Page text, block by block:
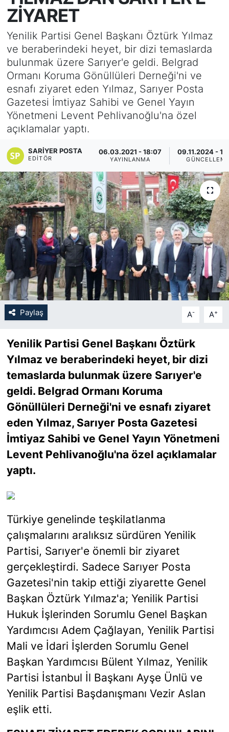
ZİYARET
Yenilik Partisi Genel Başkanı Öztürk Yılmaz
ve beraberindeki heyet, bir dizi temaslarda
bulunmak üzere Sarıyer'e geldi. Belgrad
Ormanı Koruma Gönüllüleri Derneği'ni ve
esnafı ziyaret eden Yılmaz, Sarıyer Posta
Gazetesi İmtiyaz Sahibi ve Genel Yayın
Yönetmeni Levent Pehlivanoğlu'na özel
açıklamalar yaptı.
SARIYER POSTA
EDITÖR
06.03.2021 - 18:07
YAYINLANMA
09.11.2024 -
Paylaş A- A+
Yenilik Partisi Genel Başkanı Öztürk
Yılmaz ve beraberindeki heyet, bir dizi
temaslarda bulunmak üzere Sarıyer'e
geldi. Belgrad Ormanı Koruma
Gönüllüleri Derneği'ni ve esnafı ziyaret
eden Yılmaz, Sarıyer Posta Gazetesi
İmtiyaz Sahibi ve Genel Yayın Yönetmeni
Levent Pehlivanoğlu'na özel açıklamalar
yaptı.
Türkiye genelinde teşkilatlanma
çalışmalarını aralıksız sürdüren Yenilik
Partisi, Sarıyer'e önemli bir ziyaret
gerçekleştirdi. Sadece Sarıyer Posta
Gazetesi'nin takip ettiği ziyarette Genel
Başkan Öztürk Yılmaz'a; Yenilik Partisi
Hukuk İşlerinden Sorumlu Genel Başkan
Yardımcısı Adem Çağlayan, Yenilik Partisi
Mali ve İdari İşlerden Sorumlu Genel
Başkan Yardımcısı Bülent Yılmaz, Yenilik
Partisi İstanbul İl Başkanı Ayşe Ünlü ve
Yenilik Partisi Başdanışmanı Vezir Aslan
eşlik etti.
KÖŞE YAZILARI
KÖŞE YAZILARI (Arşiv)
KÜLTÜR SANAT
MAGAZİN
RÖPORTAJ
SAĞLIK
SARIYER HABERLERİ
SARIYER İMAR BARIŞI
SEKTÖR
SİYASET
SON DAKİKA HABERİ
SPOR
TÜRKİYE VE DÜNYA GÜNDEMİ
YAŞAM